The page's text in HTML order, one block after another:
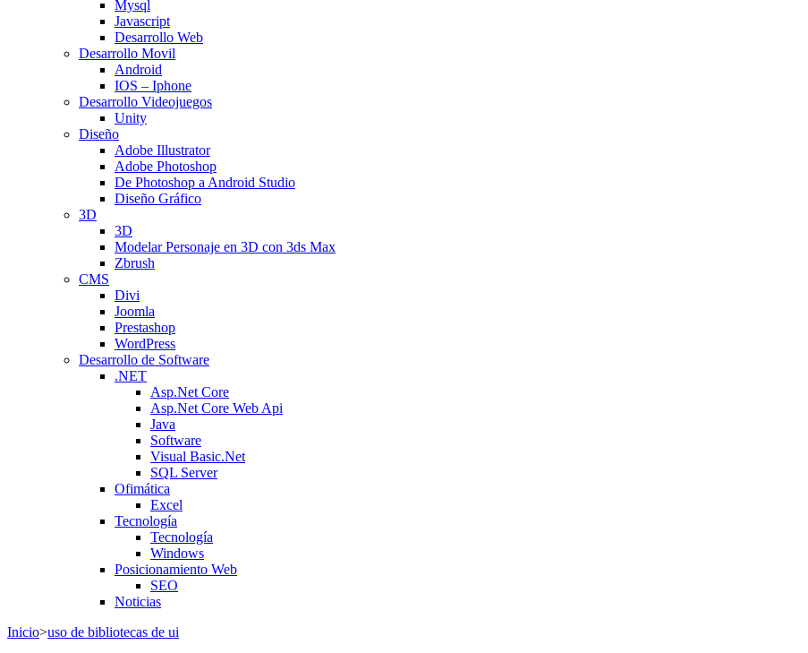
Mysql
Javascript
Desarrollo Web
Desarrollo Movil
Android
IOS – Iphone
Desarrollo Videojuegos
Unity
Diseño
Adobe Illustrator
Adobe Photoshop
De Photoshop a Android Studio
Diseño Gráfico
3D
3D
Modelar Personaje en 3D con 3ds Max
Zbrush
CMS
Divi
Joomla
Prestashop
WordPress
Desarrollo de Software
.NET
Asp.Net Core
Asp.Net Core Web Api
Java
Software
Visual Basic.Net
SQL Server
Ofimática
Excel
Tecnología
Tecnología
Windows
Posicionamiento Web
SEO
Noticias
Inicio>uso de bibliotecas de ui